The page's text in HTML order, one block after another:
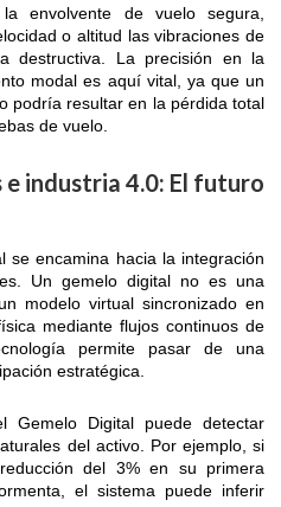
envolvente de vuelo segura,
o altitud las vibraciones de
destructiva. La precisión en la
modal es aquí vital, ya que un
podría resultar en la pérdida total
de vuelo.
industria 4.0: El futuro
se encamina hacia la integración
Un gemelo digital no es una
modelo virtual sincronizado en
mediante flujos continuos de
permite pasar de una
estratégica.
Gemelo Digital puede detectar
del activo. Por ejemplo, si
del 3% en su primera
el sistema puede inferir